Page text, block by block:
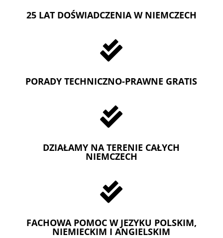
25 LAT DOŚWIADCZENIA W NIEMCZECH

PORADY TECHNICZNO-PRAWNE GRATIS

DZIAŁAMY NA TERENIE CAŁYCH
NIEMCZECH

FACHOWA POMOC W JEZYKU POLSKIM,
NIEMIECKIM I ANGIELSKIM